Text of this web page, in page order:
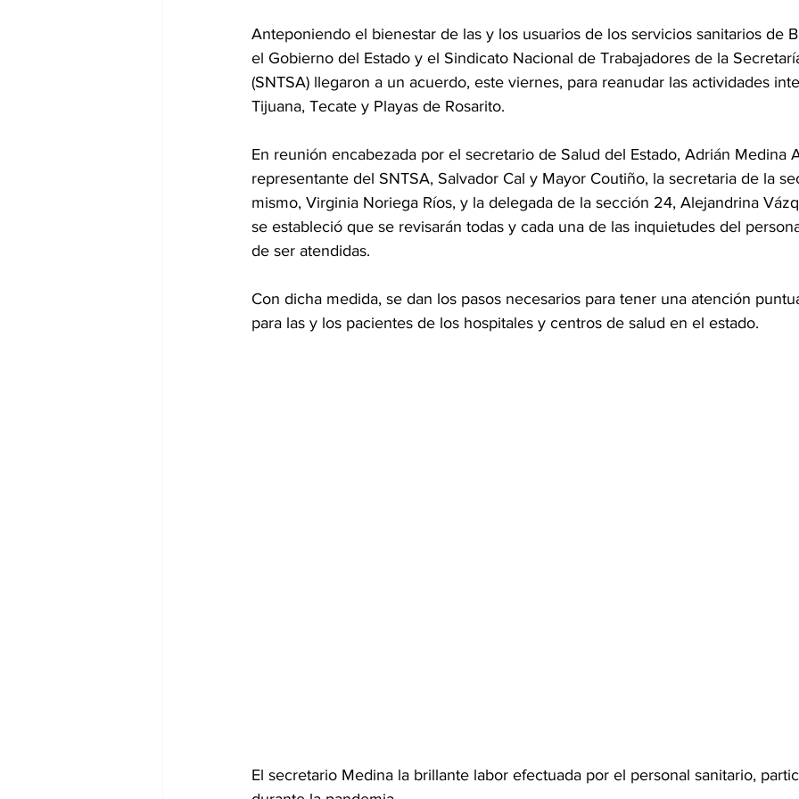
Anteponiendo el bienestar de las y los usuarios de los servicios sanitarios de
el Gobierno del Estado y el Sindicato Nacional de Trabajadores de la
(SNTSA) llegaron a un acuerdo, este viernes, para reanudar las actividades
Tijuana, Tecate y Playas de Rosarito.
En reunión encabezada por el secretario de Salud del Estado, Adrián Medina
representante del SNTSA, Salvador Cal y Mayor Coutiño, la secretaria de la
mismo, Virginia Noriega Ríos, y la delegada de la sección 24, Alejandrina
se estableció que se revisarán todas y cada una de las inquietudes del
de ser atendidas.
Con dicha medida, se dan los pasos necesarios para tener una atención
para las y los pacientes de los hospitales y centros de salud en el estado.
El secretario Medina la brillante labor efectuada por el personal sanitario,